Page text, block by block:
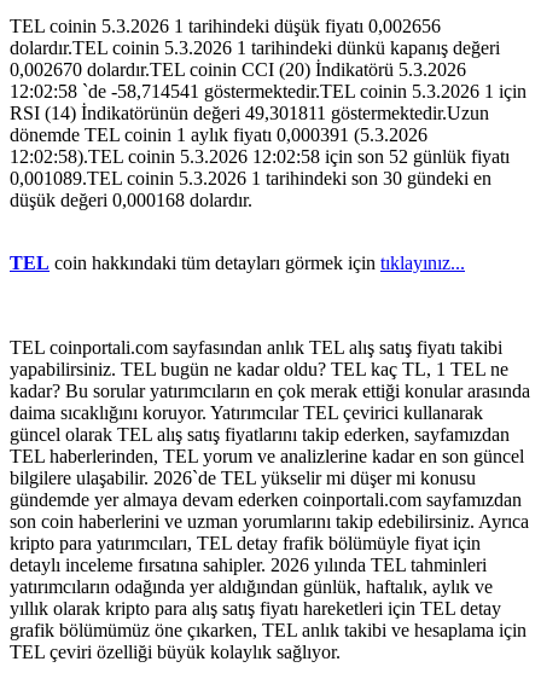
TEL coinin 5.3.2026 1 tarihindeki düşük fiyatı 0,002656
dolardır.TEL coinin 5.3.2026 1 tarihindeki dünkü kapanış değeri
0,002670 dolardır.TEL coinin CCI (20) İndikatörü 5.3.2026
12:02:58 `de -58,714541 göstermektedir.TEL coinin 5.3.2026 1 için
RSI (14) İndikatörünün değeri 49,301811 göstermektedir.Uzun
dönemde TEL coinin 1 aylık fiyatı 0,000391 (5.3.2026
12:02:58).TEL coinin 5.3.2026 12:02:58 için son 52 günlük fiyatı
0,001089.TEL coinin 5.3.2026 1 tarihindeki son 30 gündeki en
düşük değeri 0,000168 dolardır.
TEL coin hakkındaki tüm detayları görmek için tıklayınız...
TEL coinportali.com sayfasından anlık TEL alış satış fiyatı takibi
yapabilirsiniz. TEL bugün ne kadar oldu? TEL kaç TL, 1 TEL ne
kadar? Bu sorular yatırımcıların en çok merak ettiği konular arasında
daima sıcaklığını koruyor. Yatırımcılar TEL çevirici kullanarak
güncel olarak TEL alış satış fiyatlarını takip ederken, sayfamızdan
TEL haberlerinden, TEL yorum ve analizlerine kadar en son güncel
bilgilere ulaşabilir. 2026`de TEL yükselir mi düşer mi konusu
gündemde yer almaya devam ederken coinportali.com sayfamızdan
son coin haberlerini ve uzman yorumlarını takip edebilirsiniz. Ayrıca
kripto para yatırımcıları, TEL detay frafik bölümüyle fiyat için
detaylı inceleme fırsatına sahipler. 2026 yılında TEL tahminleri
yatırımcıların odağında yer aldığından günlük, haftalık, aylık ve
yıllık olarak kripto para alış satış fiyatı hareketleri için TEL detay
grafik bölümümüz öne çıkarken, TEL anlık takibi ve hesaplama için
TEL çeviri özelliği büyük kolaylık sağlıyor.